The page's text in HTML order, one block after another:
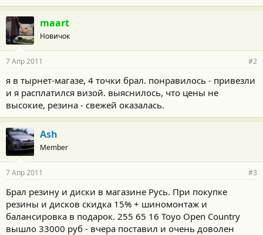
maart
Новичок
7 Апр 2011 #2
я в тырнет-магазе, 4 точки брал. понравилось - привезли
и я расплатился визой. выяснилось, что цены не
высокие, резина - свежей оказалась.
Ash
Member
7 Апр 2011 #3
Брал резину и диски в магазине Русь. При покупке
резины и дисков скидка 15% + шиномонтаж и
балансировка в подарок. 255 65 16 Toyo Open Country
вышло 33000 руб - вчера поставил и очень доволен